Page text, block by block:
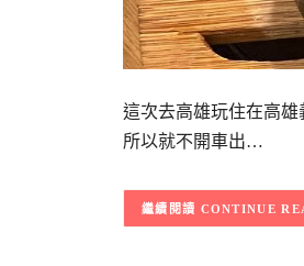
這次去高雄玩住在高
所以就不開車出…
CONTINUE